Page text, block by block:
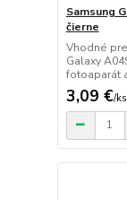
Samsung
čierne
Vhodné
Galaxy
fotoaparát
3,09 €/ks